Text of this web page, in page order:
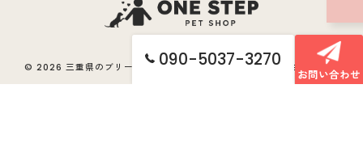
090-5037-3270
お問い合わせ
© 2026 三重県のブリーダーならONE STEP ALL RIGHTS RESERVED.